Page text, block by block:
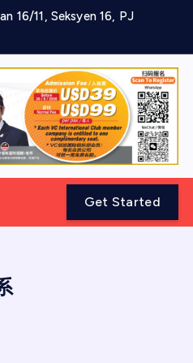
16/11, Seksyen 16, PJ
Get Started